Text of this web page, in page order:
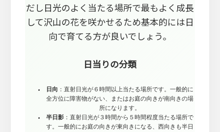
だし日光のよく当たる場所で最もよく成長
して沢山の花を咲かせるため基本的には日
向で育てる方が良いでしょう。
日当りの分類
日向 ：直射日光が６時間以上当たる場所です。一般的に
全方位に障害物がない、またはお庭の向きが南向きの場
所になります。
半日影 ：直射日光が３時間から５時間程度当たる場所で
す。一般的にお庭の向きが東向きになる、西向きも半日